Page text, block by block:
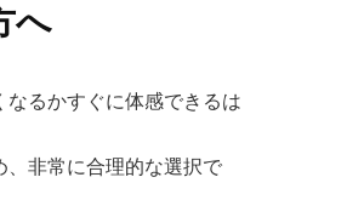
へ
なるかすぐに体感できるは
、非常に合理的な選択で